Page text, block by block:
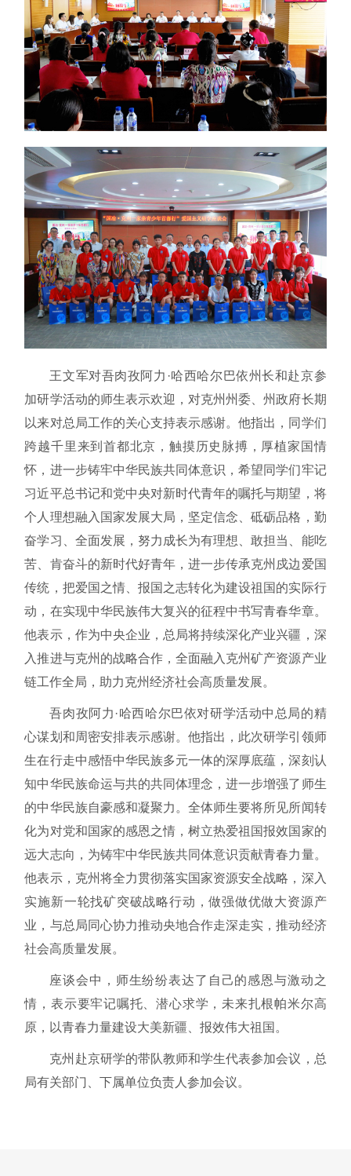
王文军对吾肉孜阿力·哈西哈尔巴依州长和赴京参
加研学活动的师生表示欢迎，对克州州委、州政府长期
以来对总局工作的关心支持表示感谢。他指出，同学们
跨越千里来到首都北京，触摸历史脉搏，厚植家国情
怀，进一步铸牢中华民族共同体意识，希望同学们牢记
习近平总书记和党中央对新时代青年的嘱托与期望，将
个人理想融入国家发展大局，坚定信念、砥砺品格，勤
奋学习、全面发展，努力成长为有理想、敢担当、能吃
苦、肯奋斗的新时代好青年，进一步传承克州戍边爱国
传统，把爱国之情、报国之志转化为建设祖国的实际行
动，在实现中华民族伟大复兴的征程中书写青春华章。
他表示，作为中央企业，总局将持续深化产业兴疆，深
入推进与克州的战略合作，全面融入克州矿产资源产业
链工作全局，助力克州经济社会高质量发展。
吾肉孜阿力·哈西哈尔巴依对研学活动中总局的精
心谋划和周密安排表示感谢。他指出，此次研学引领师
生在行走中感悟中华民族多元一体的深厚底蕴，深刻认
知中华民族命运与共的共同体理念，进一步增强了师生
的中华民族自豪感和凝聚力。全体师生要将所见所闻转
化为对党和国家的感恩之情，树立热爱祖国报效国家的
远大志向，为铸牢中华民族共同体意识贡献青春力量。
他表示，克州将全力贯彻落实国家资源安全战略，深入
实施新一轮找矿突破战略行动，做强做优做大资源产
业，与总局同心协力推动央地合作走深走实，推动经济
社会高质量发展。
座谈会中，师生纷纷表达了自己的感恩与激动之
情，表示要牢记嘱托、潜心求学，未来扎根帕米尔高
原，以青春力量建设大美新疆、报效伟大祖国。
克州赴京研学的带队教师和学生代表参加会议，总
局有关部门、下属单位负责人参加会议。